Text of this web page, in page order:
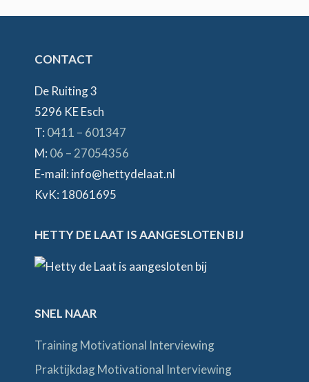
CONTACT
De Ruiting 3
5296 KE Esch
T: 0411 – 601347
M: 06 – 27054356
E-mail: info@hettydelaat.nl
KvK: 18061695
HETTY DE LAAT IS AANGESLOTEN BIJ
SNEL NAAR
Training Motivational Interviewing
Praktijkdag Motivational Interviewing